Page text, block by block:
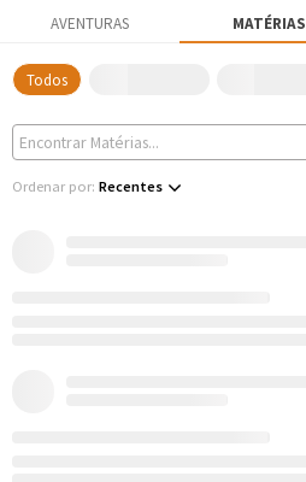
AVENTURAS MATÉRIAS
Todos
Ordenar por: Recentes